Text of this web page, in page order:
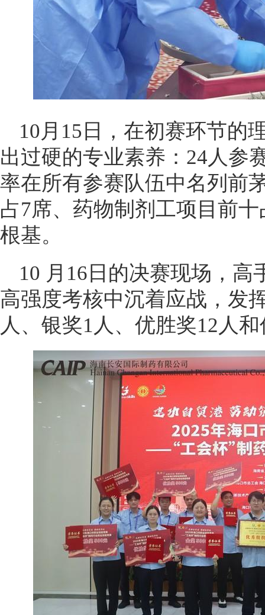
10月15日，在初赛环节的
出过硬的专业素养：24人参
率在所有参赛队伍中名列前
占7席、药物制剂工项目前
根基。
10 月16日的决赛现场，
高强度考核中沉着应战，发
人、银奖1人、优胜奖12人